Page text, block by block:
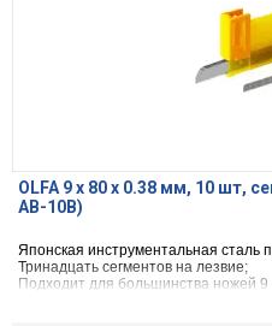
OLFA 9 х 80 х 0.38 мм, 10 шт,
AB-10B)
Японская инструментальная сталь
Тринадцать сегментов на лезвие;
Подходит для большинства ножей 9